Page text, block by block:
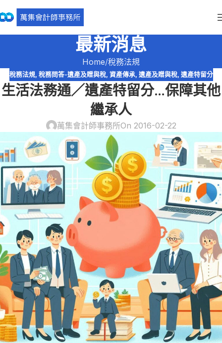
最新消息
Home 稅務法規
稅務法規, 稅務問答-遺產及贈與稅, 資產傳承, 遺產及贈與稅, 遺產特留分
生活法務通／遺產特留分…保障其他
繼承人
萬集會計師事務所On 2016-02-22